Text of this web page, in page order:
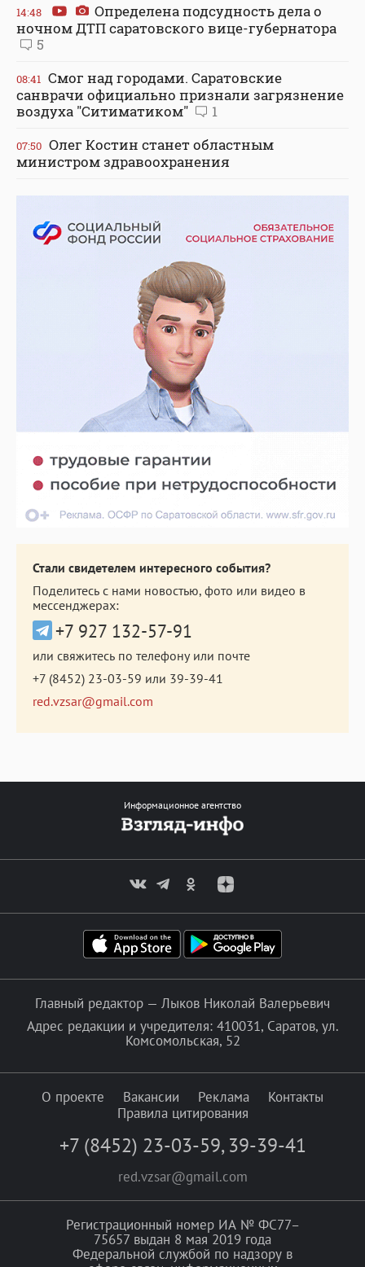
14:48
Определена подсудность дела о
ночном ДТП саратовского вице-губернатора
5
08:41 Смог над городами. Саратовские
санврачи официально признали загрязнение
воздуха "Ситиматиком"
1
07:50 Олег Костин станет областным
министром здравоохранения
Стали свидетелем интересного события?
Поделитесь с нами новостью, фото или видео в
мессенджерах:
+7 927 132-57-91
или свяжитесь по телефону или почте
+7 (8452) 23-03-59 или 39-39-41
red.vzsar@gmail.com
Информационное агентство
Главный редактор — Лыков Николай Валерьевич
Адрес редакции и учредителя: 410031, Саратов, ул.
Комсомольская, 52
О проекте Вакансии Реклама
Контакты
Правила цитирования
+7 (8452) 23-03-59, 39-39-41
red.vzsar@gmail.com
Регистрационный номер ИА № ФС77–
75657 выдан 8 мая 2019 года
Федеральной службой по надзору в